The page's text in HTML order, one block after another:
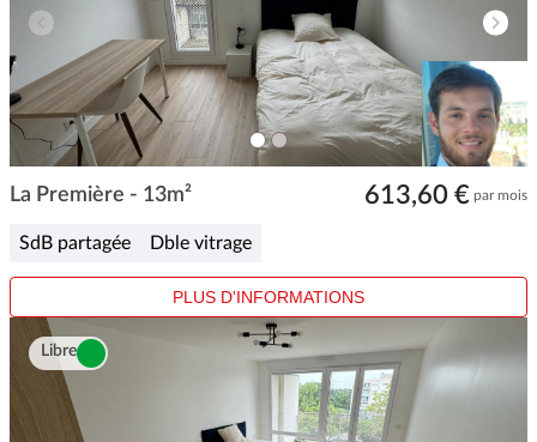
ITEMITEM
La Première - 13m² 613,60 € par mois
SdB partagée Dble vitrage
PLUS D'INFORMATIONS
Libre